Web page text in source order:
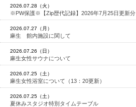
2026.07.28（火）
※PW保護※【Zip歴代記録】2026年7月25日更新分
2026.07.27（月）
麻生 館内施設に関して
2026.07.26（日）
麻生女性サウナについて
2026.07.25（土）
麻生女性浴室について（13：20更新）
2026.07.25（土）
夏休みスタジオ特別タイムテーブル